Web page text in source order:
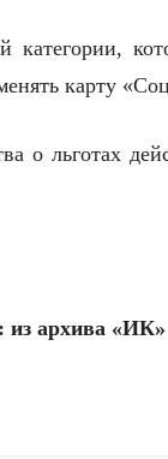
категории,
карту
о льготах
из архива